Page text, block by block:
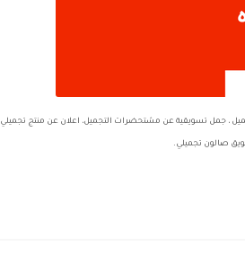
، جمل تسويقية عن مشتحضرات التجميل، اعلان عن منتج تجميلي
صالون تجميلي.